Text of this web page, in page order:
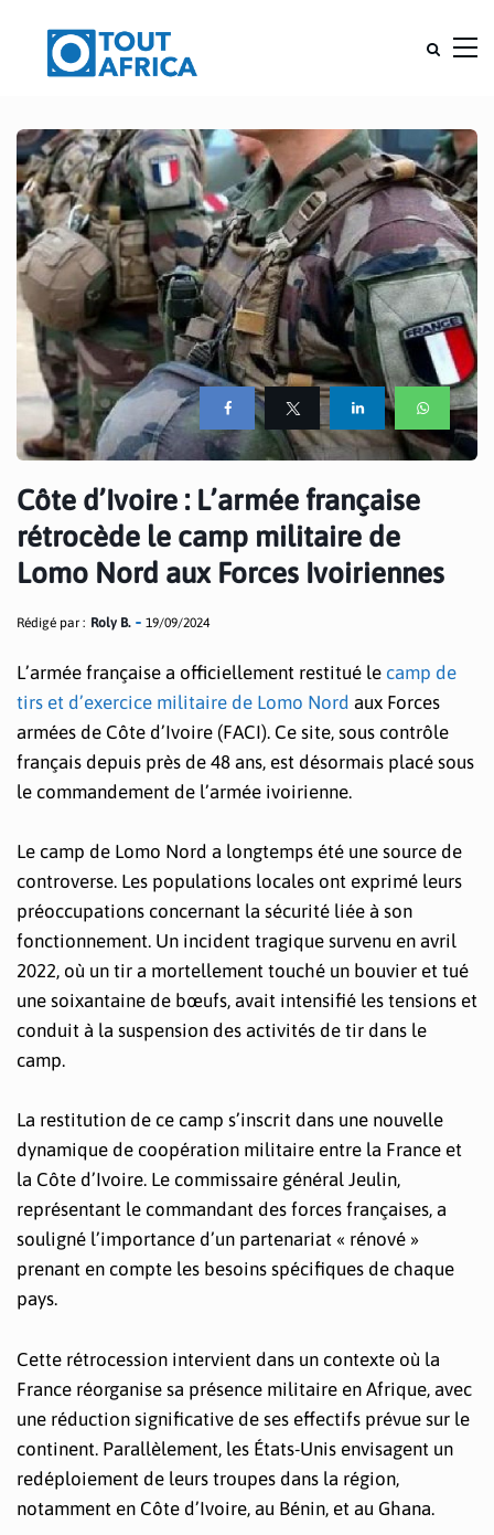
Côte d’Ivoire : L’armée française
rétrocède le camp militaire de
Lomo Nord aux Forces Ivoiriennes
Rédigé par : Roly B. 19/09/2024
L’armée française a officiellement restitué le camp de
tirs et d’exercice militaire de Lomo Nord aux Forces
armées de Côte d’Ivoire (FACI). Ce site, sous contrôle
français depuis près de 48 ans, est désormais placé sous
le commandement de l’armée ivoirienne.
Le camp de Lomo Nord a longtemps été une source de
controverse. Les populations locales ont exprimé leurs
préoccupations concernant la sécurité liée à son
fonctionnement. Un incident tragique survenu en avril
2022, où un tir a mortellement touché un bouvier et tué
une soixantaine de bœufs, avait intensifié les tensions et
conduit à la suspension des activités de tir dans le
camp.
La restitution de ce camp s’inscrit dans une nouvelle
dynamique de coopération militaire entre la France et
la Côte d’Ivoire. Le commissaire général Jeulin,
représentant le commandant des forces françaises, a
souligné l’importance d’un partenariat « rénové »
prenant en compte les besoins spécifiques de chaque
pays.
Cette rétrocession intervient dans un contexte où la
France réorganise sa présence militaire en Afrique, avec
une réduction significative de ses effectifs prévue sur le
continent. Parallèlement, les États-Unis envisagent un
redéploiement de leurs troupes dans la région,
notamment en Côte d’Ivoire, au Bénin, et au Ghana.